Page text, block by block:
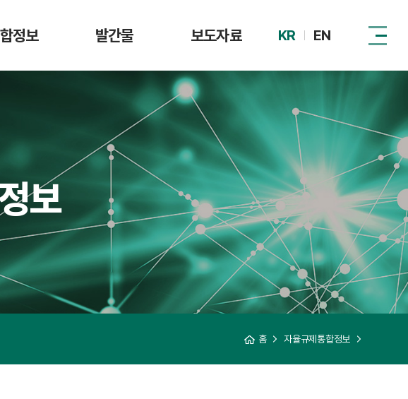
정보 발간물
디지털자산시장 제도
이슈리포트
정책 자료집
보도자료
관계기관
KR EN
보
홈 자율규제통합정보